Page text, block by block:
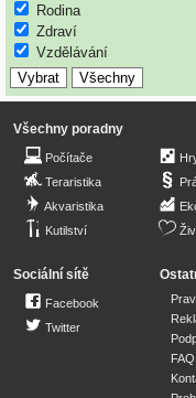
Rodina
Zdraví
Vzdělávání
Všechny poradny
Počítače
Teraristika
Akvaristika
Kutilství
Sociální sítě
Facebook
Twitter
FAQ